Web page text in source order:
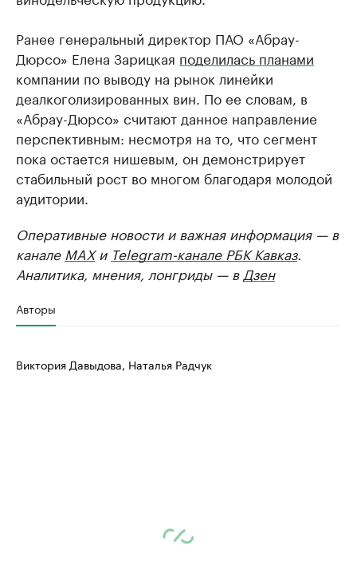
Ранее генеральный директор ПАО «Абрау-
Дюрсо» Елена Зарицкая поделилась планами
компании по выводу на рынок линейки
деалкоголизированных вин. По ее словам, в
«Абрау-Дюрсо» считают данное направление
перспективным: несмотря на то, что сегмент
пока остается нишевым, он демонстрирует
стабильный рост во многом благодаря молодой
аудитории.
Оперативные новости и важная информация — в
канале MAXи Telegram-канале РБК Кавказ.
Аналитика, мнения, лонгриды — в Дзен
Авторы
Виктория Давыдова, Наталья Радчук